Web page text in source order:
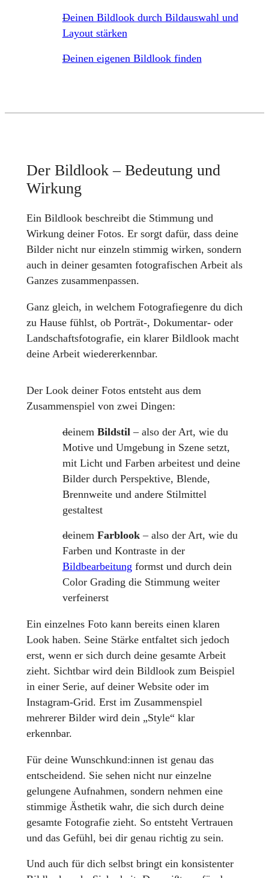
Deinen Bildlook durch Bildauswahl und
Layout stärken
Deinen eigenen Bildlook finden
Der Bildlook – Bedeutung und
Wirkung
Ein Bildlook beschreibt die Stimmung und
Wirkung deiner Fotos. Er sorgt dafür, dass deine
Bilder nicht nur einzeln stimmig wirken, sondern
auch in deiner gesamten fotografischen Arbeit als
Ganzes zusammenpassen.
Ganz gleich, in welchem Fotografiegenre du dich
zu Hause fühlst, ob Porträt-, Dokumentar- oder
Landschaftsfotografie, ein klarer Bildlook macht
deine Arbeit wiedererkennbar.
Der Look deiner Fotos entsteht aus dem
Zusammenspiel von zwei Dingen:
deinem Bildstil– also der Art, wie du
Motive und Umgebung in Szene setzt,
mit Licht und Farben arbeitest und deine
Bilder durch Perspektive, Blende,
Brennweite und andere Stilmittel
gestaltest
deinem Farblook– also der Art, wie du
Farben und Kontraste in der
Bildbearbeitung formst und durch dein
Color Grading die Stimmung weiter
verfeinerst
Ein einzelnes Foto kann bereits einen klaren
Look haben. Seine Stärke entfaltet sich jedoch
erst, wenn er sich durch deine gesamte Arbeit
zieht. Sichtbar wird dein Bildlook zum Beispiel
in einer Serie, auf deiner Website oder im
Instagram-Grid. Erst im Zusammenspiel
mehrerer Bilder wird dein „Style“ klar
erkennbar.
Für deine Wunschkund:innen ist genau das
entscheidend. Sie sehen nicht nur einzelne
gelungene Aufnahmen, sondern nehmen eine
stimmige Ästhetik wahr, die sich durch deine
gesamte Fotografie zieht. So entsteht Vertrauen
und das Gefühl, bei dir genau richtig zu sein.
Und auch für dich selbst bringt ein konsistenter